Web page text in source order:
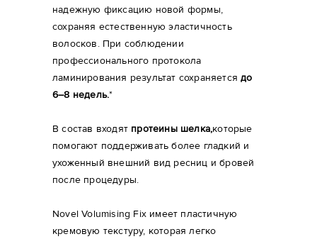
надежную фиксацию новой формы,
сохраняя естественную эластичность
волосков. При соблюдении
профессионального протокола
ламинирования результат сохраняетсядо
6–8 недель.*
В состав входят протеины шелка,которые
помогают поддерживать более гладкий и
ухоженный внешний вид ресниц и бровей
после процедуры.
Novel Volumising Fix имеет пластичную
кремовую текстуру, которая легко